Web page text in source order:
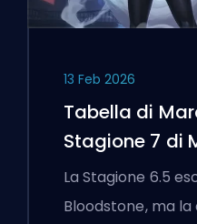
13 Feb 2026
Tabella di
Stagione 7 di
Black Cat,
Monsters
La Stagione 6.5
Bloodstone, ma